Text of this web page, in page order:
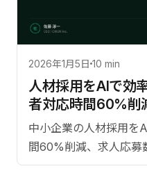
2026年1月5日 10 min
人材採用をAIで効
者対応時間60%削
中小企業の人材採用を
間60%削減、求人応募
リッド採用フローの設